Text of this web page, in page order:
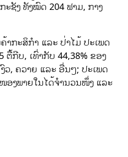
ະຊັງ ທັງໝົດ 204 ຟາມ, ກາງ
ກະສິກໍາ ແລະ ປ່າໄມ້ ປະເພດ
ຕື້ກີບ, ເທົ່າກັບ 44,38% ຂອງ
ວ, ຄວາຍ ແລະ ອື່ນໆ; ປະເພດ
ອງພາຍໃນໄດ້ຈໍານວນໜຶ່ງ ແລະ